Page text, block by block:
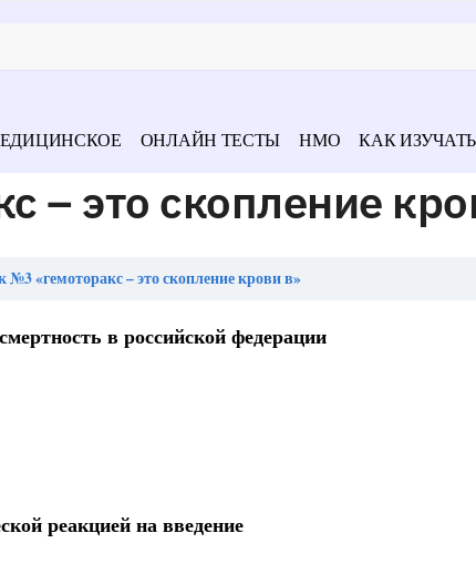
ОНЛАЙН ТЕСТЫ НМО КАК ИЗУЧАТЬ
– это скопление
№3 «гемоторакс – это скопление крови в»
в российской федерации
реакцией на введение